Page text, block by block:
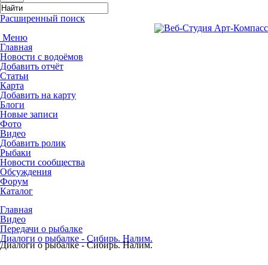
Расширенный поиск
Меню
Главная
Новости с водоёмов
Добавить отчёт
Статьи
Карта
Добавить на карту
Блоги
Новые записи
Фото
Видео
Добавить ролик
Рыбаки
Новости сообщества
Обсуждения
Форум
Каталог
Главная
Видео
Передачи о рыбалке
Диалоги о рыбалке - Сибирь. Налим.
Диалоги о рыбалке - Сибирь. Налим.